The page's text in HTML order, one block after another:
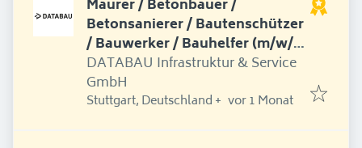
Maurer / Betonbauer /
Betonsanierer / Bautenschützer
/ Bauwerker / Bauhelfer (m/w/d)
Kabelschachtsanierung |
Tiefbau | 4-Tage-Woche |
Deutschlandweite Montage
DATABAU Infrastruktur & Service
GmbH
Stuttgart, Deutschland + Erschienen:
vor 1 Monat